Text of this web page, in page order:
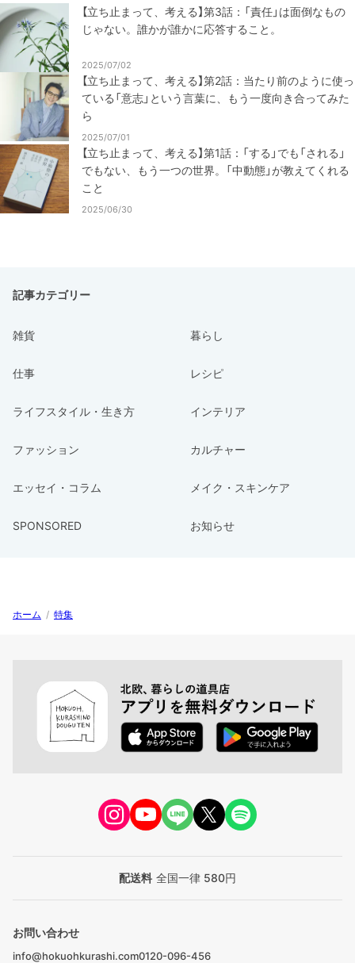
【立ち止まって、考える】第3話：「責任」は面倒なもの
じゃない。誰かが誰かに応答すること。
2025/07/02
【立ち止まって、考える】第2話：当たり前のように使っ
ている「意志」という言葉に、もう一度向き合ってみた
ら
2025/07/01
【立ち止まって、考える】第1話：「する」でも「される」
でもない、もう一つの世界。「中動態」が教えてくれる
こと
2025/06/30
記事カテゴリー
雑貨 暮らし
仕事 レシピ
ライフスタイル・生き方 インテリア
ファッション カルチャー
エッセイ・コラム メイク・スキンケア
SPONSORED お知らせ
ホーム / 特集
配送料 全国一律 580円
お問い合わせ
info@hokuohkurashi.com0120-096-456